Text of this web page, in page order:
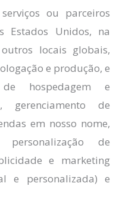
ou parceiros
Estados Unidos, na
locais globais,
e produção, e
hospedagem e
gerenciamento de
em nosso nome,
de
e marketing
e personalizada) e